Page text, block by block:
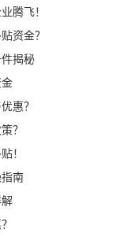
腾飞！
资金？
揭秘
惠？
？
！
南